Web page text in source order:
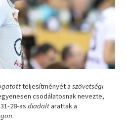
teljesítményét a szövetségi
csodálatosnak nevezte,
28-asdiadaltarattak a
.